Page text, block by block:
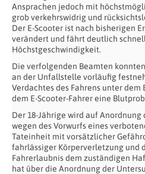
Ansprachen jedoch mit
grob verkehrswidrig und
Der E-Scooter ist nach bisherigen
verändert und fährt deutlich
Höchstgeschwindigkeit.
Die verfolgenden Beamten
an der Unfallstelle vorläufig
Verdachtes des Fahrens unter dem
dem E-Scooter-Fahrer eine
Der 18-Jährige wird auf
wegen des Vorwurfs eines
Tateinheit mit vorsätzlicher
fahrlässiger Körperverletzung und
Fahrerlaubnis dem zuständigen
hat über die Anordnung der